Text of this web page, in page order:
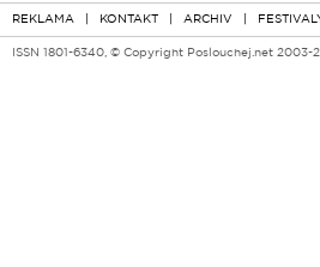
REKLAMA | KONTAKT | ARCHIV |
ISSN 1801-6340, © Copyright Poslouchej.net 2003-